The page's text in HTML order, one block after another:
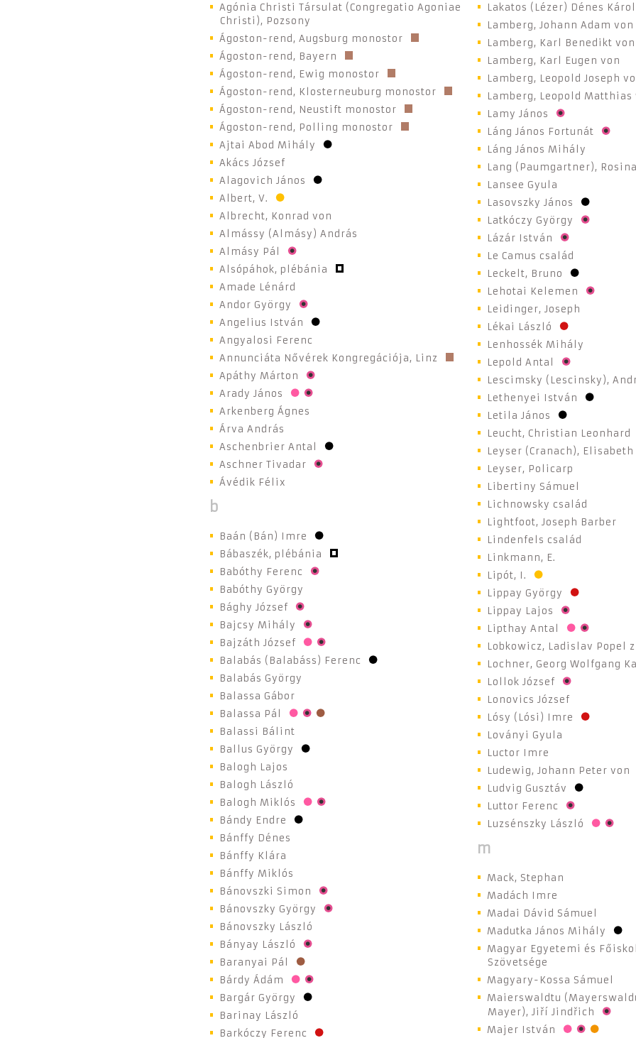
Agónia Christi Társulat (Congregatio Agoniae
Christi), Pozsony
Ágoston-rend, Augsburg monostor
Ágoston-rend, Bayern
Ágoston-rend, Ewig monostor
Ágoston-rend, Klosterneuburg monostor
Ágoston-rend, Neustift monostor
Ágoston-rend, Polling monostor
Ajtai Abod Mihály
Akács József
Alagovich János
Albert, V.
Albrecht, Konrad von
Almássy (Almásy) András
Almásy Pál
Alsópáhok, plébánia
Amade Lénárd
Andor György
Angelius István
Angyalosi Ferenc
Annunciáta Nővérek Kongregációja, Linz
Apáthy Márton
Arady János
Arkenberg Ágnes
Árva András
Aschenbrier Antal
Aschner Tivadar
Ávédik Félix
b
Baán (Bán) Imre
Bábaszék, plébánia
Babóthy Ferenc
Babóthy György
Bághy József
Bajcsy Mihály
Bajzáth József
Balabás (Balabáss) Ferenc
Balabás György
Balassa Gábor
Balassa Pál
Balassi Bálint
Ballus György
Balogh Lajos
Balogh László
Balogh Miklós
Bándy Endre
Bánffy Dénes
Bánffy Klára
Bánffy Miklós
Bánovszki Simon
Bánovszky György
Bánovszky László
Bányay László
Baranyai Pál
Bárdy Ádám
Bargár György
Barinay László
Barkóczy Ferenc
Lakatos (Lézer) Dénes
Lamberg, Johann Adam von
Lamberg, Karl Benedikt von
Lamberg, Karl Eugen von
Lamberg, Leopold Joseph
Lamberg, Leopold Matthias
Lamy János
Láng János Fortunát
Láng János Mihály
Lang (Paumgartner), Rosina
Lansee Gyula
Lasovszky János
Latkóczy György
Lázár István
Le Camus család
Leckelt, Bruno
Lehotai Kelemen
Leidinger, Joseph
Lékai László
Lenhossék Mihály
Lepold Antal
Lescimsky (Lescinsky),
Lethenyei István
Letila János
Leucht, Christian Leonhard
Leyser (Cranach), Elisabeth
Leyser, Policarp
Libertiny Sámuel
Lichnowsky család
Lightfoot, Joseph Barber
Lindenfels család
Linkmann, E.
Lipót, I.
Lippay György
Lippay Lajos
Lipthay Antal
Lobkowicz, Ladislav Popel z
Lochner, Georg Wolfgang
Lollok József
Lonovics József
Lósy (Lósi) Imre
Loványi Gyula
Luctor Imre
Ludewig, Johann Peter von
Ludvig Gusztáv
Luttor Ferenc
Luzsénszky László
m
Mack, Stephan
Madách Imre
Madai Dávid Sámuel
Madutka János Mihály
Magyar Egyetemi és
Szövetsége
Magyary-Kossa Sámuel
Maierswaldtu
Mayer), Jiří Jindřich
Majer István